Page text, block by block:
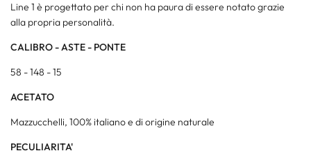
Line 1 è progettato per chi non ha paura di essere notato grazie
alla propria personalità.
CALIBRO - ASTE - PONTE
58 - 148 - 15
ACETATO
Mazzucchelli, 100% italiano e di origine naturale
PECULIARITA'